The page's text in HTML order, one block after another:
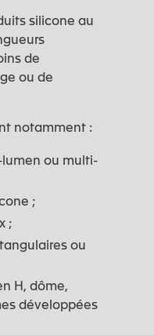
silicone au
de
ou de
notamment :
ou multi-
;
;
ou
H, dôme,
développées